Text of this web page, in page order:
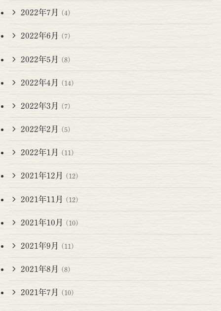
2022年7月 (4)
2022年6月 (7)
2022年5月 (8)
2022年4月 (14)
2022年3月 (7)
2022年2月 (5)
2022年1月 (11)
2021年12月 (12)
2021年11月 (12)
2021年10月 (10)
2021年9月 (11)
2021年8月 (8)
2021年7月 (10)